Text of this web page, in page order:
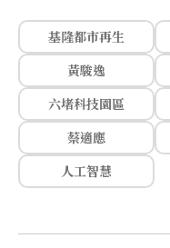
基隆都市再生
黃駿逸
六堵科技園區
蔡適應
人工智慧